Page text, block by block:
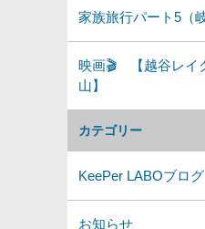
カテゴリー
KeePer LABOブログ
お知らせ
家族旅行パート5（
映画🎬 【越谷レ
山】